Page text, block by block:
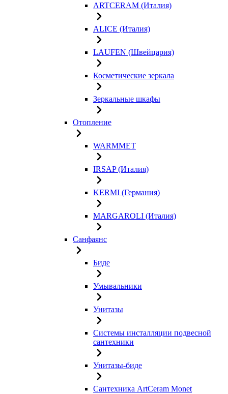
ARTCERAM (Италия)
ALICE (Италия)
LAUFEN (Швейцария)
Косметические зеркала
Зеркальные шкафы
Отопление
WARMMET
IRSAP (Италия)
KERMI (Германия)
MARGAROLI (Италия)
Санфаянс
Биде
Умывальники
Унитазы
Системы инсталляции подвесной
сантехники
Унитазы-биде
Сантехника ArtCeram Monet